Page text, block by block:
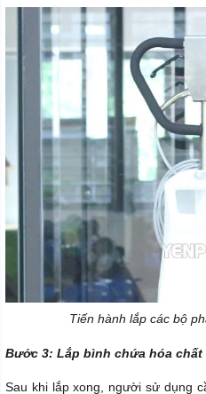
Tiến hành lắp các bộ
Bước 3: Lắp bình chứa hóa
Sau khi lắp xong, người sử dụng